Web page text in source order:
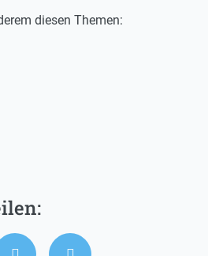
diesen Themen: